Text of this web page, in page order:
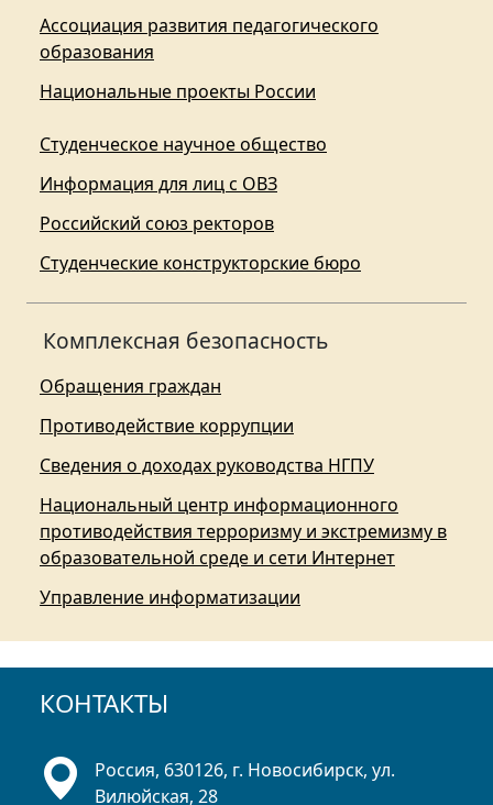
Ассоциация развития педагогического
образования
Национальные проекты России
Студенческое научное общество
Информация для лиц с ОВЗ
Российский союз ректоров
Студенческие конструкторские бюро
Комплексная безопасность
Обращения граждан
Противодействие коррупции
Сведения о доходах руководства НГПУ
Национальный центр информационного
противодействия терроризму и экстремизму в
образовательной среде и сети Интернет
Управление информатизации
КОНТАКТЫ
Россия, 630126, г. Новосибирск, ул.
Вилюйская, 28